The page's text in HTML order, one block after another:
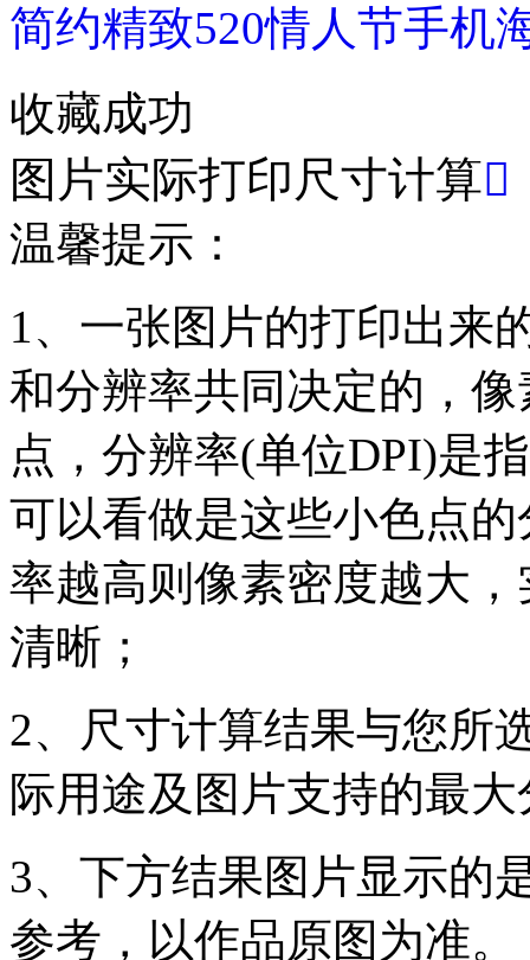
简约精致520情人节手机
收藏成功
图片实际打印尺寸计算
温馨提示：
1、一张图片的打印出来
和分辨率共同决定的，
点，分辨率(单位DPI)是
可以看做是这些小色点
率越高则像素密度越大
清晰；
2、尺寸计算结果与您所
际用途及图片支持的最
3、下方结果图片显示的
参考，以作品原图为准。